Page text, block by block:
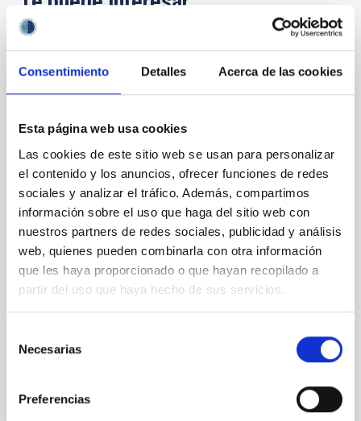
Consentimiento Detalles Acerca de las cookies
Esta página web usa cookies
Las cookies de este sitio web se usan para personalizar
el contenido y los anuncios, ofrecer funciones de redes
sociales y analizar el tráfico. Además, compartimos
información sobre el uso que haga del sitio web con
nuestros partners de redes sociales, publicidad y análisis
web, quienes pueden combinarla con otra información
que les haya proporcionado o que hayan recopilado a
partir del uso que haya hecho de sus servicios.
Necesarias
Preferencias
Core Scales
In a magnetically dominated model of star formation,
we expect to see alignments between the magnetic
field orientation of star-forming dense cores and the
cloud-scale magnetic field. A. Pandhi et al. showed
instead, however, that the orientation of cores and
their angular momentum vectors appear random
with respect to the larger-scale magnetic
Yin, Sean et al.
Fecha de publicación: 5 2026
NÚMERO DE CITAS